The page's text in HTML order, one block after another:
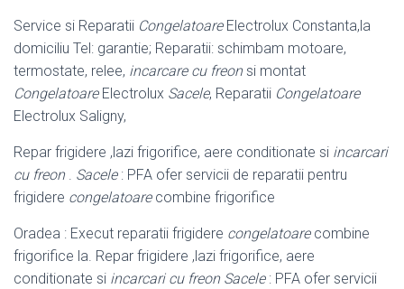
Service si Reparatii CongelatoareElectrolux Constanta,la
domiciliu Tel: garantie; Reparatii: schimbam motoare,
termostate, relee, incarcare cu freonsi montat
CongelatoareElectrolux Sacele, Reparatii Congelatoare
Electrolux Saligny,
Repar frigidere ,lazi frigorifice, aere conditionate si incarcari
cu freon. Sacele: PFA ofer servicii de reparatii pentru
frigidere congelatoarecombine frigorifice
Oradea : Execut reparatii frigidere congelatoarecombine
frigorifice la. Repar frigidere ,lazi frigorifice, aere
conditionate si incarcari cu freon Sacele: PFA ofer servicii